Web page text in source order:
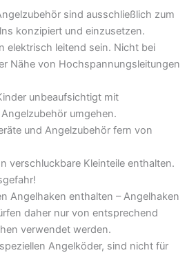
sind ausschließlich zum
konzipiert und einzusetzen.
elektrisch leitend sein. Nicht bei
Nähe von Hochspannungsleitungen
unbeaufsichtigt mit
umgehen.
und Angelzubehör fern von
verschluckbare Kleinteile enthalten.
Angelhaken enthalten – Angelhaken
daher nur von entsprechend
verwendet werden.
Angelköder, sind nicht für